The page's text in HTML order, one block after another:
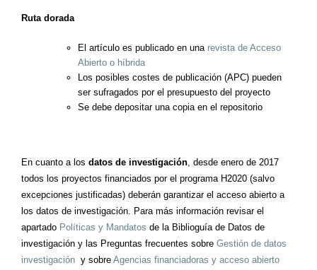
Ruta dorada
El artículo es publicado en una revista de Acceso
Abierto o híbrida
Los posibles costes de publicación (APC) pueden
ser sufragados por el presupuesto del proyecto
Se debe depositar una copia en el repositorio
En cuanto a los datos de investigación, desde enero de 2017
todos los proyectos financiados por el programa H2020 (salvo
excepciones justificadas) deberán garantizar el acceso abierto a
los datos de investigación. Para más información revisar el
apartado Políticas y Mandatos de la Biblioguía de Datos de
investigación y las Preguntas frecuentes sobre Gestión de datos
investigación y sobre Agencias financiadoras y acceso abierto